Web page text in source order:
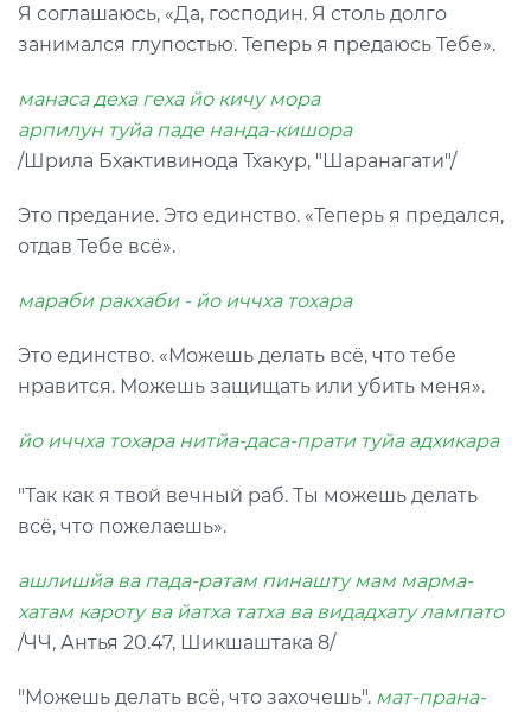
Я соглашаюсь, «Да, господин. Я столь долго
занимался глупостью. Теперь я предаюсь Тебе».
манаса деха геха йо кичу мора
арпилун туйа паде нанда-кишора
/Шрила Бхактивинода Тхакур, "Шаранагати"/
Это предание. Это единство. «Теперь я предался,
отдав Тебе всё».
мараби ракхаби - йо иччха тохара
Это единство. «Можешь делать всё, что тебе
нравится. Можешь защищать или убить меня».
йо иччха тохара нитйа-даса-прати туйа адхикара
"Так как я твой вечный раб. Ты можешь делать
всё, что пожелаешь».
ашлишйа ва пада-ратам пинашту мам марма-
хатам кароту ва йатха татха ва видадхату лампато
/ЧЧ, Антья 20.47, Шикшаштака 8/
"Можешь делать всё, что захочешь". мат-прана-